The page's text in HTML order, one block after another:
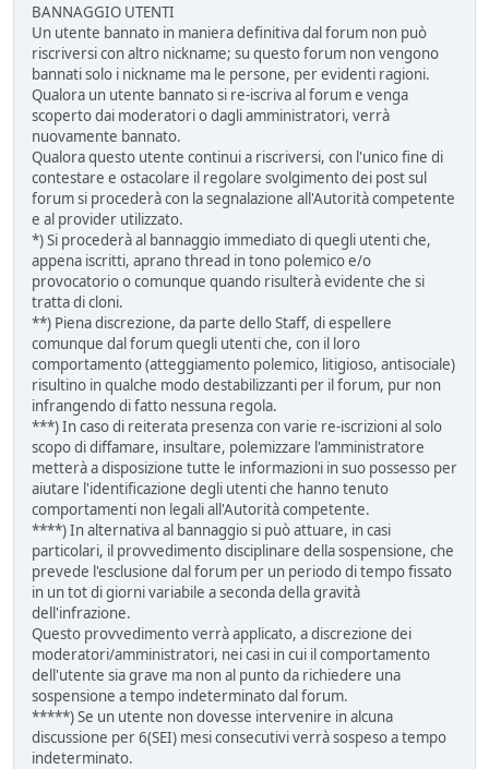
BANNAGGIO UTENTI
Un utente bannato in maniera definitiva dal forum non può
riscriversi con altro nickname; su questo forum non vengono
bannati solo i nickname ma le persone, per evidenti ragioni.
Qualora un utente bannato si re-iscriva al forum e venga
scoperto dai moderatori o dagli amministratori, verrà
nuovamente bannato.
Qualora questo utente continui a riscriversi, con l'unico fine di
contestare e ostacolare il regolare svolgimento dei post sul
forum si procederà con la segnalazione all'Autorità competente
e al provider utilizzato.
*) Si procederà al bannaggio immediato di quegli utenti che,
appena iscritti, aprano thread in tono polemico e/o
provocatorio o comunque quando risulterà evidente che si
tratta di cloni.
**) Piena discrezione, da parte dello Staff, di espellere
comunque dal forum quegli utenti che, con il loro
comportamento (atteggiamento polemico, litigioso, antisociale)
risultino in qualche modo destabilizzanti per il forum, pur non
infrangendo di fatto nessuna regola.
***) In caso di reiterata presenza con varie re-iscrizioni al solo
scopo di diffamare, insultare, polemizzare l'amministratore
metterà a disposizione tutte le informazioni in suo possesso per
aiutare l'identificazione degli utenti che hanno tenuto
comportamenti non legali all'Autorità competente.
****) In alternativa al bannaggio si può attuare, in casi
particolari, il provvedimento disciplinare della sospensione, che
prevede l'esclusione dal forum per un periodo di tempo fissato
in un tot di giorni variabile a seconda della gravità
dell'infrazione.
Questo provvedimento verrà applicato, a discrezione dei
moderatori/amministratori, nei casi in cui il comportamento
dell'utente sia grave ma non al punto da richiedere una
sospensione a tempo indeterminato dal forum.
*****) Se un utente non dovesse intervenire in alcuna
discussione per 6(SEI) mesi consecutivi verrà sospeso a tempo
indeterminato.